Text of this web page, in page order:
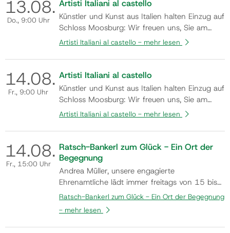
13.08.
Do., 9:00 Uhr
Artisti Italiani al castello
Künstler und Kunst aus Italien halten Einzug auf
Schloss Moosburg: Wir freuen uns, Sie am
Samstag, den 8. August 2026, um 19:00 Uhr
„ARTISTI ITALIANI AL CASTELLO“ herzlich
willkommen zu heißen. In der einzigartigen
Atmosphäre des Schlosses präsentieren ren…
Artisti Italiani al castello - mehr lesen
14.08.
Fr., 9:00 Uhr
Artisti Italiani al castello
Künstler und Kunst aus Italien halten Einzug auf
Schloss Moosburg: Wir freuen uns, Sie am
Samstag, den 8. August 2026, um 19:00 Uhr
„ARTISTI ITALIANI AL CASTELLO“ herzlich
willkommen zu heißen. In der einzigartigen
Atmosphäre des Schlosses präsentieren ren…
Artisti Italiani al castello - mehr lesen
14.08.
Fr., 15:00 Uhr
Ratsch-Bankerl zum Glück - Ein Ort der
Begegnung
Andrea Müller, unsere engagierte
Ehrenamtliche lädt immer freitags von 15 bis
17 Uhr in den Monaten Mai bis Oktober
(Änderungen aufgrund der Wetterlage z.B.
Hitze oder Regen vorbehalten) dazu ein, am
Ratsch-Bankerl Platz zu nehmen und
Ratsch-Bankerl zum Glück - Ein Ort der Begegnung
- mehr lesen